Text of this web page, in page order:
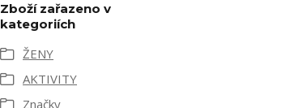
Zboží zařazeno v
kategoriích
ŽENY
AKTIVITY
Značky